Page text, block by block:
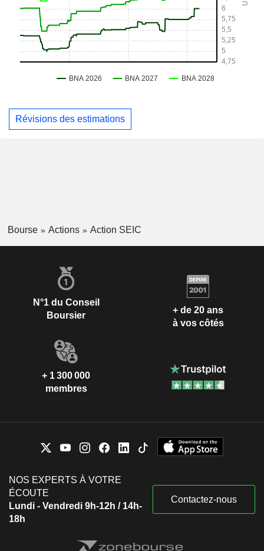
Révisions des estimations
Bourse Actions Action SEIC
N°1 du Conseil
Boursier
+ de 20 ans
à vos côtés
+ 1 300 000
membres
NOS EXPERTS À VOTRE
ÉCOUTE
Lundi - Vendredi 9h-12h / 14h-
18h
Contactez-nous